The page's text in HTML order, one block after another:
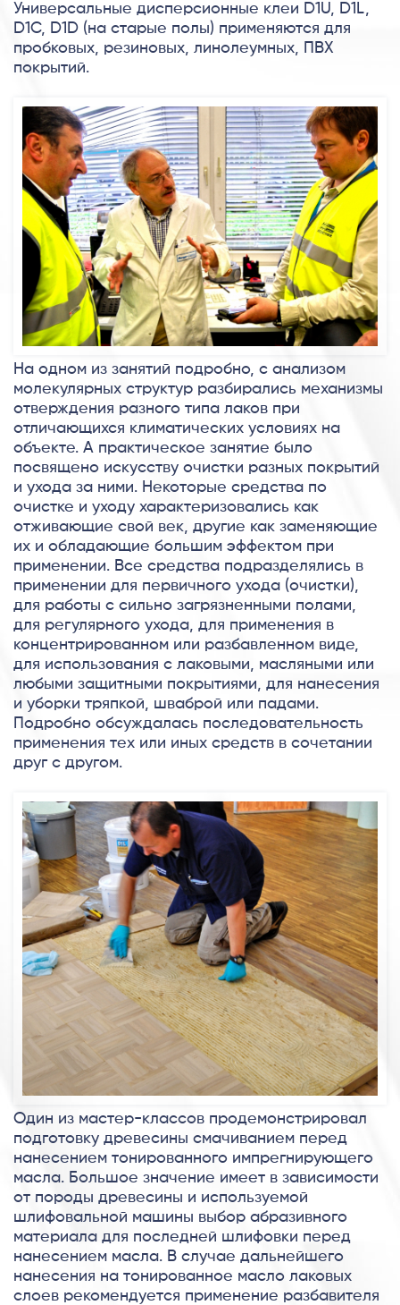
Универсальные дисперсионные клеи D1U, D1L,
D1C, D1D (на старые полы) применяются для
пробковых, резиновых, линолеумных, ПВХ
покрытий.
На одном из занятий подробно, с анализом
молекулярных структур разбирались механизмы
отверждения разного типа лаков при
отличающихся климатических условиях на
объекте. А практическое занятие было
посвящено искусству очистки разных покрытий
и ухода за ними. Некоторые средства по
очистке и уходу характеризовались как
отживающие свой век, другие как заменяющие
их и обладающие большим эффектом при
применении. Все средства подразделялись в
применении для первичного ухода (очистки),
для работы с сильно загрязненными полами,
для регулярного ухода, для применения в
концентрированном или разбавленном виде,
для использования с лаковыми, масляными или
любыми защитными покрытиями, для нанесения
и уборки тряпкой, шваброй или падами.
Подробно обсуждалась последовательность
применения тех или иных средств в сочетании
друг с другом.
Один из мастер-классов продемонстрировал
подготовку древесины смачиванием перед
нанесением тонированного импрегнирующего
масла. Большое значение имеет в зависимости
от породы древесины и используемой
шлифовальной машины выбор абразивного
материала для последней шлифовки перед
нанесением масла. В случае дальнейшего
нанесения на тонированное масло лаковых
слоев рекомендуется применение разбавителя